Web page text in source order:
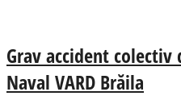
Grav accident
Naval VARD Brăila